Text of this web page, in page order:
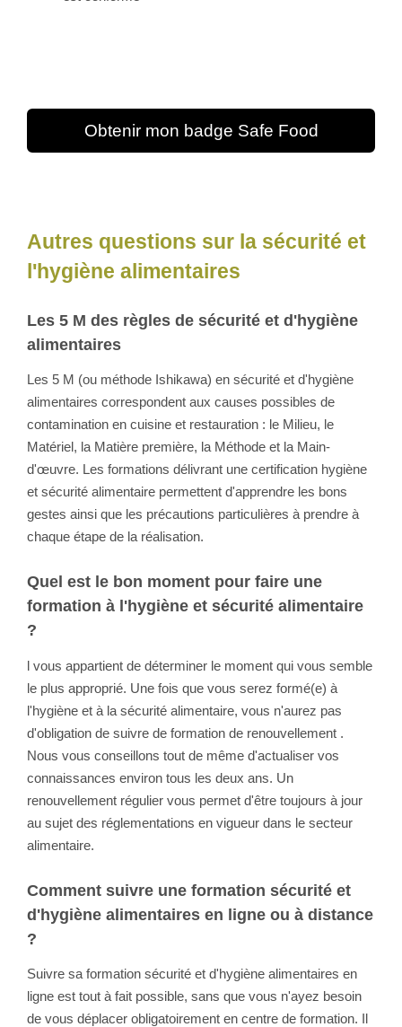
Obtenir mon badge Safe Food
Autres questions sur la sécurité et
l'hygiène alimentaires
Les 5 M des règles de sécurité et d'hygiène
alimentaires
Les 5 M (ou méthode Ishikawa) en sécurité et d'hygiène
alimentaires correspondent aux causes possibles de
contamination en cuisine et restauration : le Milieu, le
Matériel, la Matière première, la Méthode et la Main-
d'œuvre. Les formations délivrant une certification hygiène
et sécurité alimentaire permettent d'apprendre les bons
gestes ainsi que les précautions particulières à prendre à
chaque étape de la réalisation.
Quel est le bon moment pour faire une
formation à l'hygiène et sécurité alimentaire
?
l vous appartient de déterminer le moment qui vous semble
le plus approprié. Une fois que vous serez formé(e) à
l'hygiène et à la sécurité alimentaire, vous n'aurez pas
d'obligation de suivre de formation de renouvellement .
Nous vous conseillons tout de même d'actualiser vos
connaissances environ tous les deux ans. Un
renouvellement régulier vous permet d'être toujours à jour
au sujet des réglementations en vigueur dans le secteur
alimentaire.
Comment suivre une formation sécurité et
d'hygiène alimentaires en ligne ou à distance
?
Suivre sa formation sécurité et d'hygiène alimentaires en
ligne est tout à fait possible, sans que vous n'ayez besoin
de vous déplacer obligatoirement en centre de formation. Il